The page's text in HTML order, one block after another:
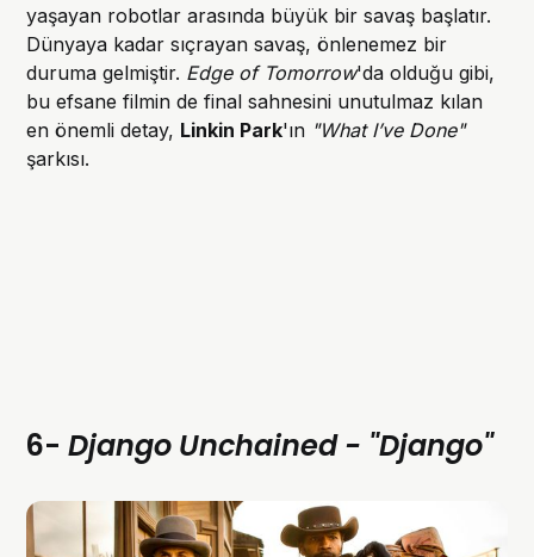
yaşayan robotlar arasında büyük bir savaş başlatır.
Dünyaya kadar sıçrayan savaş, önlenemez bir
duruma gelmiştir. Edge of Tomorrow'da olduğu gibi,
bu efsane filmin de final sahnesini unutulmaz kılan
en önemli detay, Linkin Park'ın "What I’ve Done"
şarkısı.
6-Django Unchained - "Django"